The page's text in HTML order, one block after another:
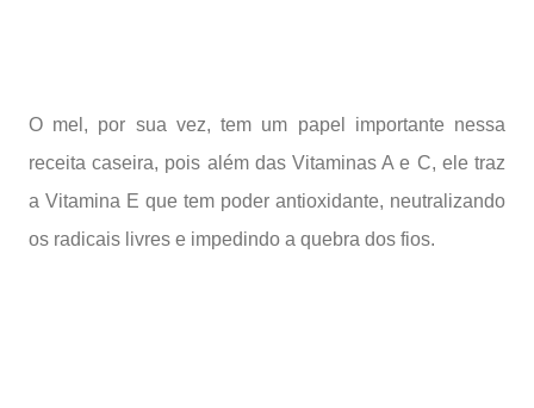
O mel, por sua vez, tem um papel importante nessa
receita caseira, pois além das Vitaminas A e C, ele traz
a Vitamina E que tem poder antioxidante, neutralizando
os radicais livres e impedindo a quebra dos fios.